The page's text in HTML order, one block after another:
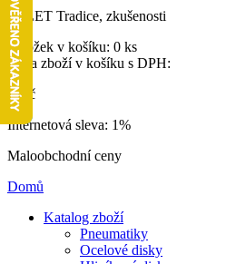
32 LET Tradice, zkušenosti
Položek v košíku: 0 ks
Cena zboží v košíku s DPH:
0 Kč
Internetová sleva: 1%
Maloobchodní ceny
Domů
Katalog zboží
Pneumatiky
Ocelové disky